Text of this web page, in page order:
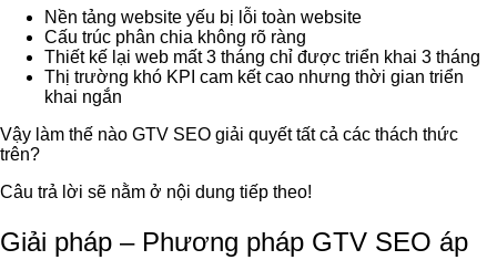
Nền tảng website yếu bị lỗi toàn website
Cấu trúc phân chia không rõ ràng
Thiết kế lại web mất 3 tháng chỉ được triển khai 3 tháng
Thị trường khó KPI cam kết cao nhưng thời gian triển
khai ngắn
Vậy làm thế nào GTV SEO giải quyết tất cả các thách thức
trên?
Câu trả lời sẽ nằm ở nội dung tiếp theo!
Giải pháp – Phương pháp GTV SEO áp